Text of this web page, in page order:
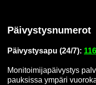
Päi­vys­tys­nu­me­rot
Päi­vys­tys­a­pu (24/7):
Mo­ni­toi­mi­ja­päi­vys­tys
pauk­sis­sa ym­pä­ri